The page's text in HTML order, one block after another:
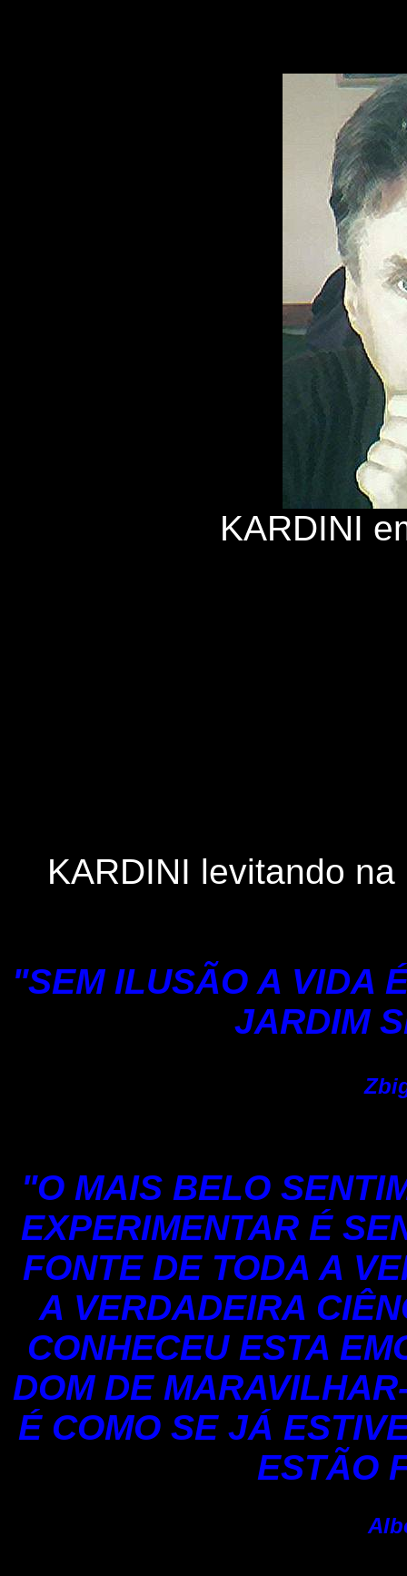
KARDINI
KARDINI levitando
"SEM ILUSÃO A VIDA
JARDIM
"O MAIS BELO
EXPERIMENTAR É
FONTE DE TODA A
A VERDADEIRA
CONHECEU ESTA
DOM DE
É COMO SE JÁ
ESTÃO